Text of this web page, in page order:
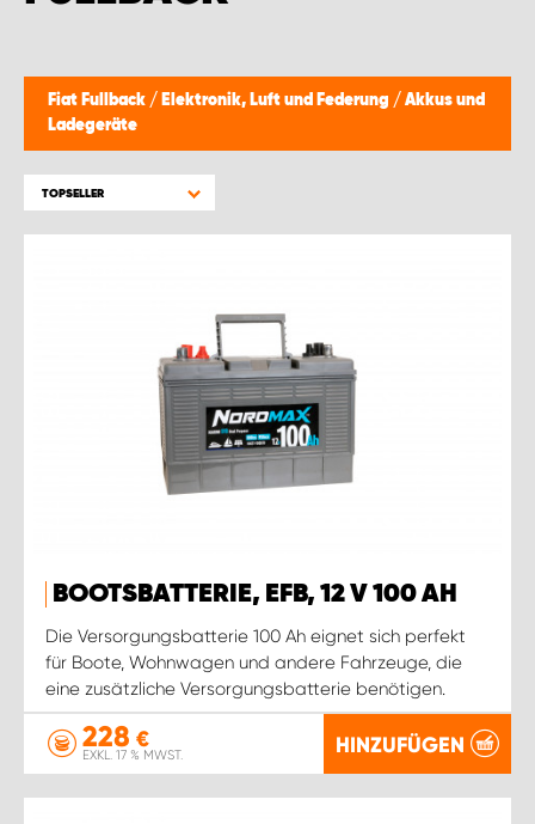
Fiat Fullback / Elektronik, Luft und Federung / Akkus und
Ladegeräte
TOPSELLER
BOOTSBATTERIE, EFB, 12 V 100 AH
Die Versorgungsbatterie 100 Ah eignet sich perfekt
für Boote, Wohnwagen und andere Fahrzeuge, die
eine zusätzliche Versorgungsbatterie benötigen.
228 €
EXKL. 17 % MWST. HINZUFÜGEN